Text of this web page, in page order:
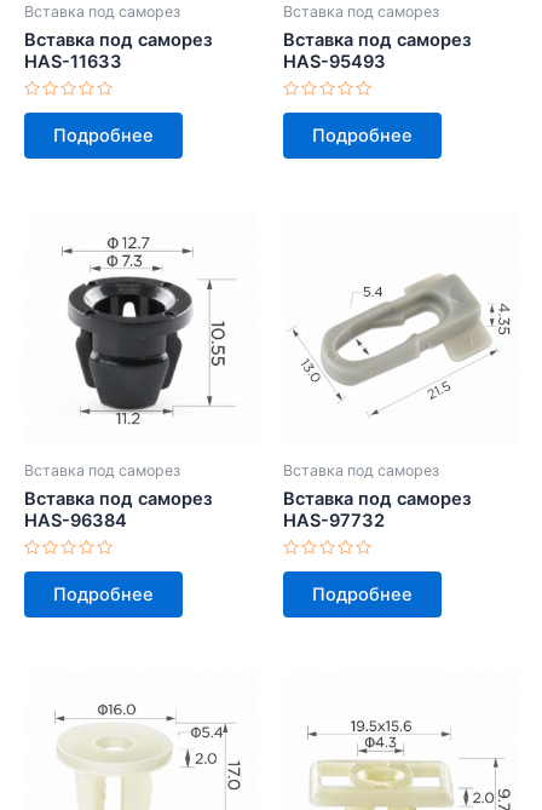
Вставка под саморез
Вставка под саморез
HAS-11633
Оценка
5
Подробнее
Вставка под саморез
Вставка под саморез
HAS-95493
Оценка
5
Подробнее
Вставка под саморез
Вставка под саморез
HAS-96384
Оценка
5
Подробнее
Вставка под саморез
Вставка под саморез
HAS-97732
Оценка
5
Подробнее